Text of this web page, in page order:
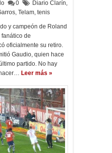
0 Diario Clarín,
, Telam, tenis
y campeón de Roland
de
oficialmente su retiro.
Gaudio, quien hace
partido. No hay
Leer más »